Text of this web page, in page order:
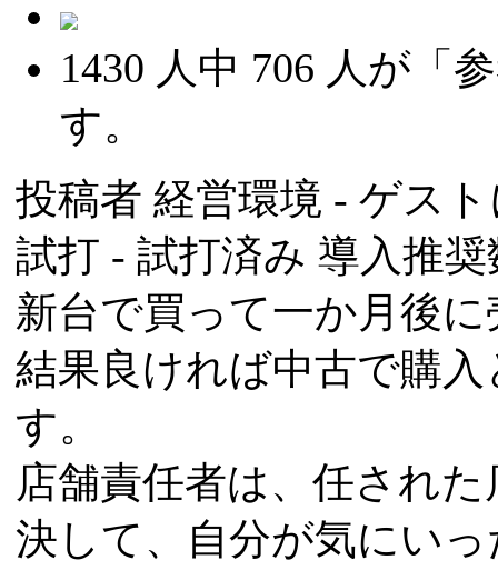
1430 人中 706 人が「
す。
投稿者 経営環境 - ゲス
試打 - 試打済み 導入推
新台で買って一か月後
結果良ければ中古で購
す。
店舗責任者は、任され
決して、自分が気にい